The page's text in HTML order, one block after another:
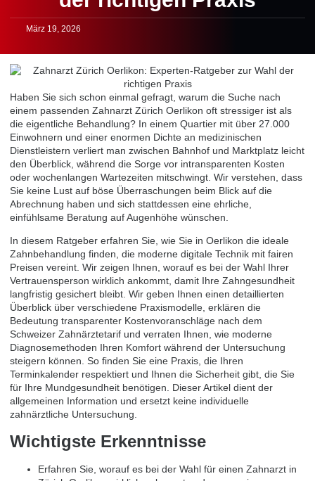
März 19, 2026
Haben Sie sich schon einmal gefragt, warum die Suche nach
einem passenden Zahnarzt Zürich Oerlikon oft stressiger ist als
die eigentliche Behandlung? In einem Quartier mit über 27.000
Einwohnern und einer enormen Dichte an medizinischen
Dienstleistern verliert man zwischen Bahnhof und Marktplatz leicht
den Überblick, während die Sorge vor intransparenten Kosten
oder wochenlangen Wartezeiten mitschwingt. Wir verstehen, dass
Sie keine Lust auf böse Überraschungen beim Blick auf die
Abrechnung haben und sich stattdessen eine ehrliche,
einfühlsame Beratung auf Augenhöhe wünschen.
In diesem Ratgeber erfahren Sie, wie Sie in Oerlikon die ideale
Zahnbehandlung finden, die moderne digitale Technik mit fairen
Preisen vereint. Wir zeigen Ihnen, worauf es bei der Wahl Ihrer
Vertrauensperson wirklich ankommt, damit Ihre Zahngesundheit
langfristig gesichert bleibt. Wir geben Ihnen einen detaillierten
Überblick über verschiedene Praxismodelle, erklären die
Bedeutung transparenter Kostenvoranschläge nach dem
Schweizer Zahnärztetarif und verraten Ihnen, wie moderne
Diagnosemethoden Ihren Komfort während der Untersuchung
steigern können. So finden Sie eine Praxis, die Ihren
Terminkalender respektiert und Ihnen die Sicherheit gibt, die Sie
für Ihre Mundgesundheit benötigen. Dieser Artikel dient der
allgemeinen Information und ersetzt keine individuelle
zahnärztliche Untersuchung.
Wichtigste Erkenntnisse
Erfahren Sie, worauf es bei der Wahl für einen Zahnarzt in